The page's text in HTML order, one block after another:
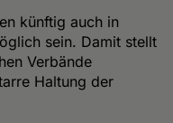
künftig auch in
sein. Damit stellt
Verbände
Haltung der